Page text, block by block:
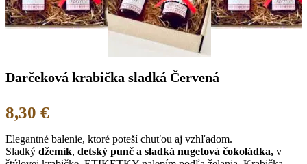
Darčeková krabička sladká Červená
8,30 €
Elegantné balenie, ktoré poteší chuťou aj vzhľadom.
Sladký džemík, detský punč a sladká nugetová čokoládka, v